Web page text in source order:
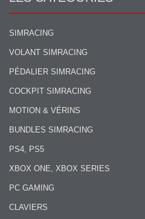
SIMRACING
VOLANT SIMRACING
PÉDALIER SIMRACING
COCKPIT SIMRACING
MOTION & VÉRINS
BUNDLES SIMRACING
PS4, PS5
XBOX ONE, XBOX SERIES
PC GAMING
CLAVIERS